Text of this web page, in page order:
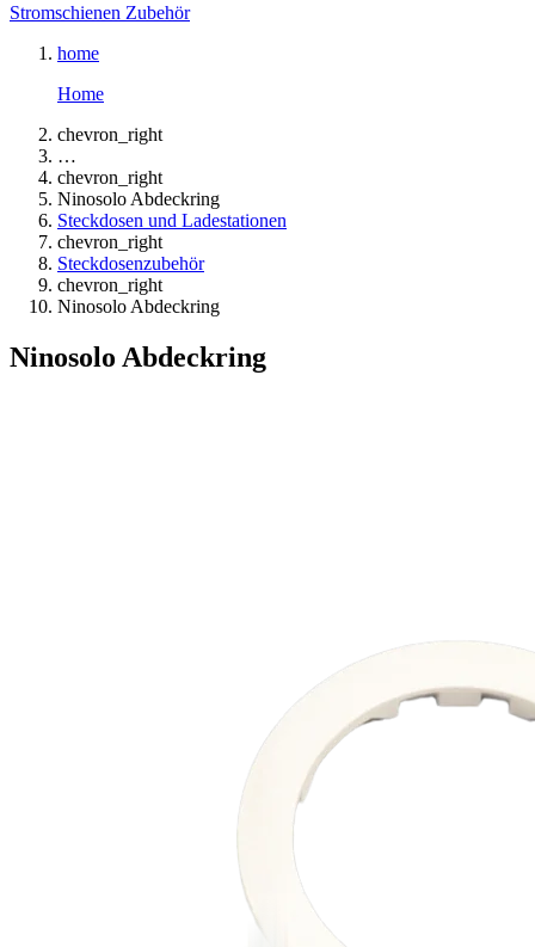
Stromschienen Zubehör
home
Home
chevron_right
…
chevron_right
Ninosolo Abdeckring
Steckdosen und Ladestationen
chevron_right
Steckdosenzubehör
chevron_right
Ninosolo Abdeckring
Ninosolo Abdeckring